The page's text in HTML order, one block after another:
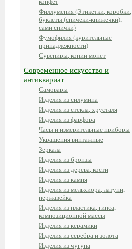
Филлумения (Этикетки, коробки,
буклеты (спичеки-книжечки),
сами спички)
Фумофилия (курительные
принадлежности)
Сувениры, копии монет
Современное искусство и
антиквариат
Самовары
Изделия из силумина
Изделия из стекла, хрусталя
Изделия из фарфора
Часы и измерительные приборы
Украшения винтажные
Зеркала
Изделия из бронзы
Изделия из дерева, кости
Изделия из камня
Изделия из мельхиора, латуни,
нержавейка
Изделия из пластика, гипса,
композиционной массы
Изделия из керамики
Изделия из серебра и золота
Изделия из чугуна